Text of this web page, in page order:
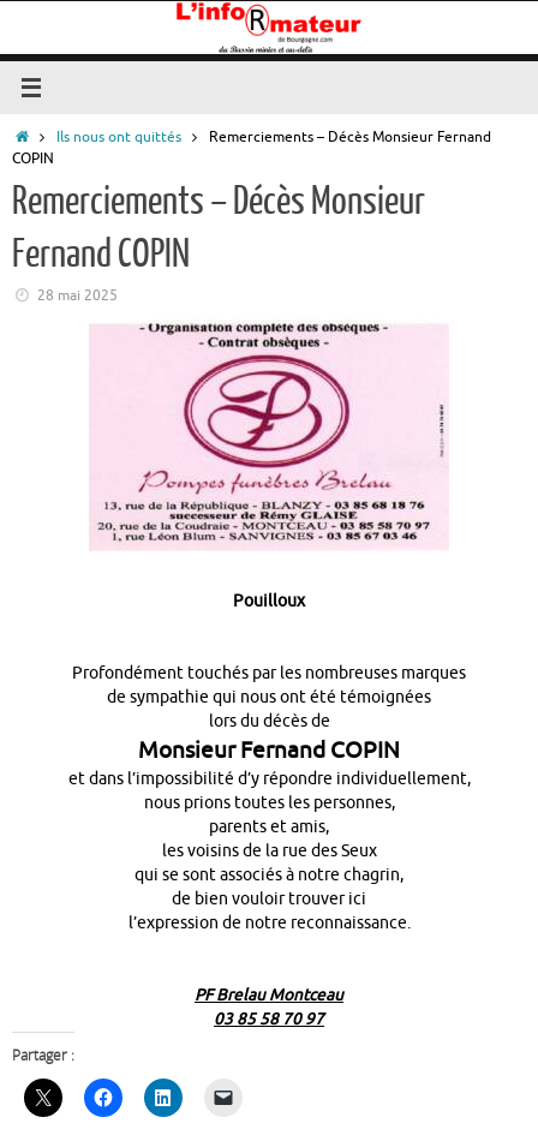
contenu
AccueilIls nous ont quittés
Remerciements – Décès Monsieur Fernand
COPIN
Remerciements – Décès Monsieur
Fernand COPIN
28 mai 2025
Pouilloux
Profondément touchés par les nombreuses marques
de sympathie qui nous ont été témoignées
lors du décès de
Monsieur Fernand COPIN
et dans l’impossibilité d’y répondre individuellement,
nous prions toutes les personnes,
parents et amis,
les voisins de la rue des Seux
qui se sont associés à notre chagrin,
de bien vouloir trouver ici
l’expression de notre reconnaissance.
PF Brelau Montceau
03 85 58 70 97
Partager :